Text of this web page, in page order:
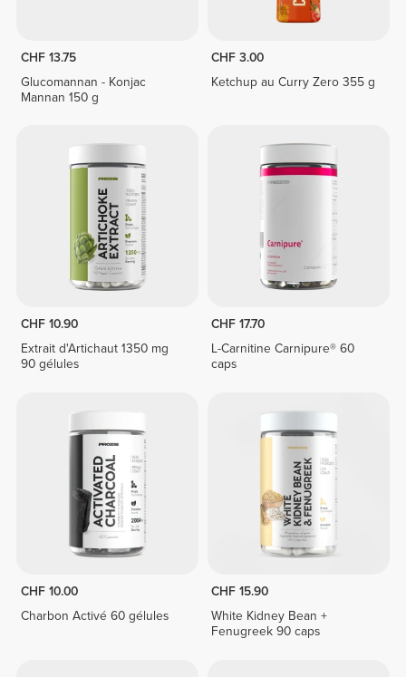
CHF 13.75
Glucomannan - Konjac
Mannan 150 g
CHF 3.00
Ketchup au Curry Zero 355 g
CHF 10.90
Extrait d'Artichaut 1350 mg
90 gélules
CHF 17.70
L-Carnitine Carnipure® 60
caps
CHF 10.00
Charbon Activé 60 gélules
CHF 15.90
White Kidney Bean +
Fenugreek 90 caps